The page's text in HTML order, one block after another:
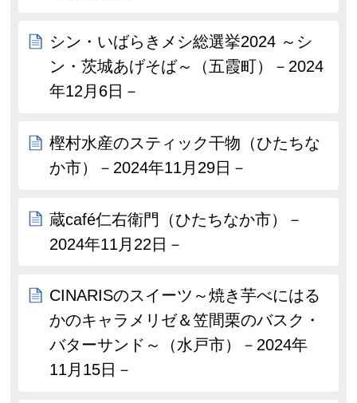
シン・いばらきメシ総選挙2024 ～シ
ン・茨城あげそば～（五霞町）－2024
年12月6日－
樫村水産のスティック干物（ひたちな
か市）－2024年11月29日－
蔵café仁右衛門（ひたちなか市）－
2024年11月22日－
CINARISのスイーツ～焼き芋べにはる
かのキャラメリゼ＆笠間栗のバスク・
バターサンド～（水戸市）－2024年
11月15日－